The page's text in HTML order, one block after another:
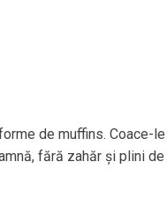
de muffins. Coace-le
fără zahăr și plini de